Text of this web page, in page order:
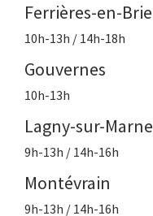
Ferrières-en-Brie
10h-13h / 14h-18h
Gouvernes
10h-13h
Lagny-sur-Marne
9h-13h / 14h-16h
Montévrain
9h-13h / 14h-16h